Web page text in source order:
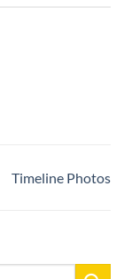
Timeline Photos